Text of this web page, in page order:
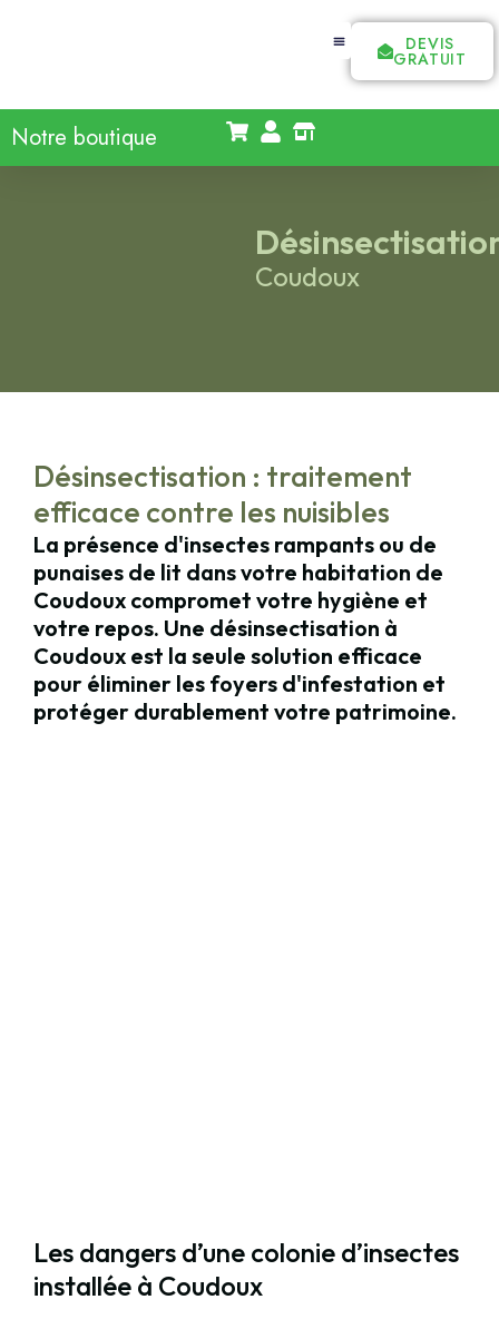
DEVIS
GRATUIT
Notre boutique
Coudoux
Désinsectisation : traitement
efficace contre les nuisibles
La présence d'insectes rampants ou de
punaises de lit dans votre habitation de
Coudoux compromet votre hygiène et
votre repos. Une désinsectisation à
Coudoux est la seule solution efficace
pour éliminer les foyers d'infestation et
protéger durablement votre patrimoine.
Les dangers d’une colonie d’insectes
installée à Coudoux